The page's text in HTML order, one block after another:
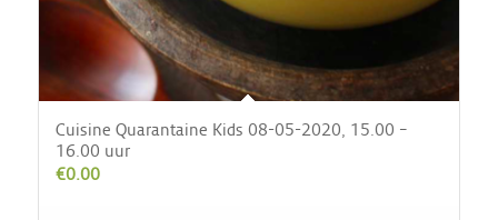
Cuisine Quarantaine Kids 08-05-2020, 15.00 –
16.00 uur
€0.00